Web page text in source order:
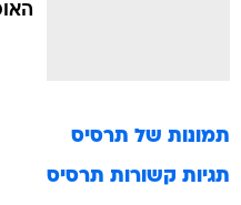
תמונות של תרסיס
תגיות קשורות תרסיס